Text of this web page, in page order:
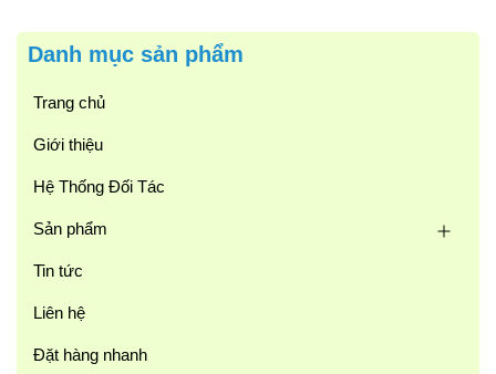
Danh mục sản phẩm
Trang chủ
Giới thiệu
Hệ Thống Đối Tác
Sản phẩm
Tin tức
Liên hệ
Đặt hàng nhanh